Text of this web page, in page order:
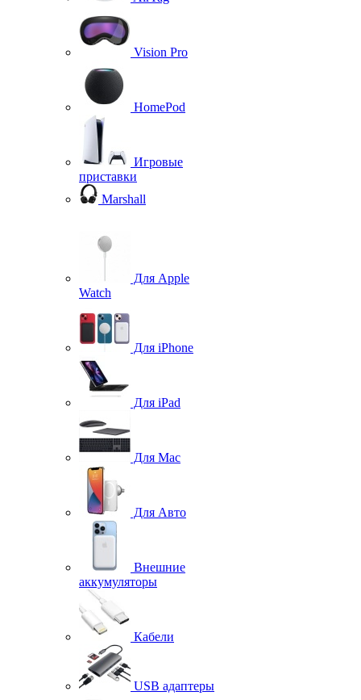
Vision Pro
HomePod
Игровые
приставки
Marshall
Для Apple
Watch
Для iPhone
Для iPad
Для Mac
Для Авто
Внешние
аккумуляторы
Кабели
USB адаптеры